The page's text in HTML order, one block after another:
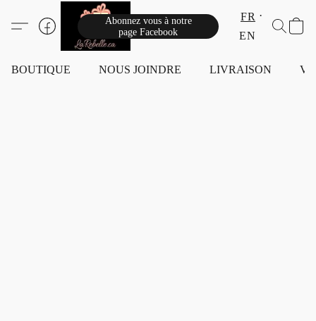
Abonnez vous à notre
page Facebook
FR
EN
BOUTIQUE NOUS JOINDRE LIVRAISON